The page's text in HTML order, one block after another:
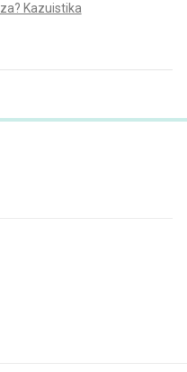
Kazuistika